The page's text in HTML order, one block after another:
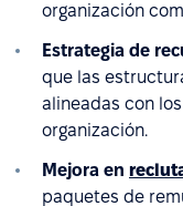
organización
Estrategia de
que las
alineadas con
organización.
Mejora en
paquetes de